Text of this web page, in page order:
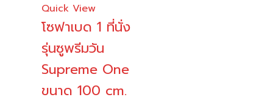
Quick View
โซฟาเบด 1 ที่นั่ง
รุ่นซูพรีมวัน
Supreme One
ขนาด 100 cm.